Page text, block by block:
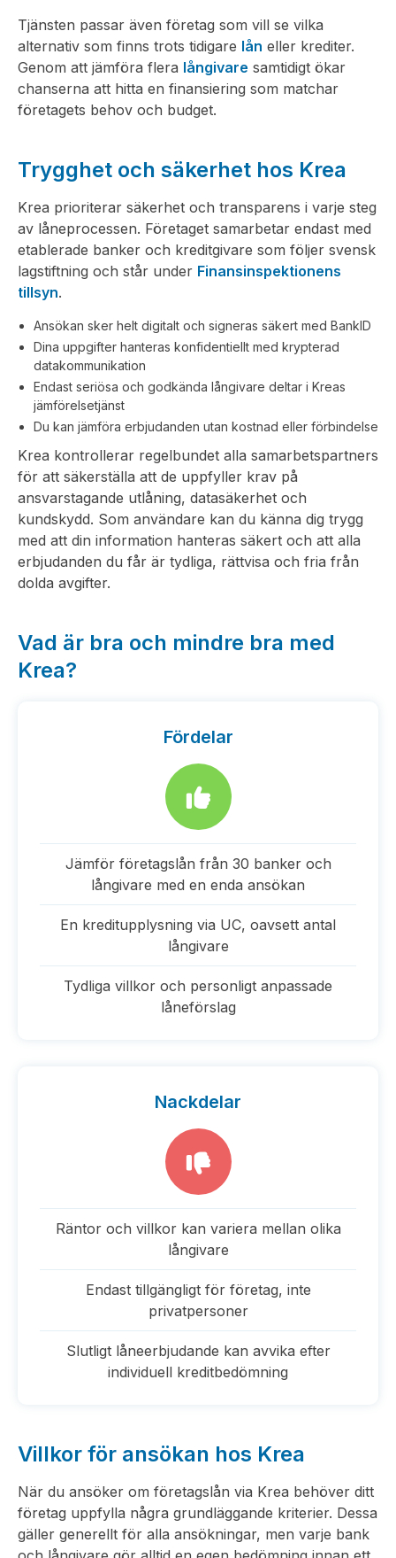
Tjänsten passar även företag som vill se vilka
alternativ som finns trots tidigare lån eller krediter.
Genom att jämföra flera långivare samtidigt ökar
chanserna att hitta en finansiering som matchar
företagets behov och budget.
Trygghet och säkerhet hos Krea
Krea prioriterar säkerhet och transparens i varje steg
av låneprocessen. Företaget samarbetar endast med
etablerade banker och kreditgivare som följer svensk
lagstiftning och står under Finansinspektionens
tillsyn.
Ansökan sker helt digitalt och signeras säkert med BankID
Dina uppgifter hanteras konfidentiellt med krypterad
datakommunikation
Endast seriösa och godkända långivare deltar i Kreas
jämförelsetjänst
Du kan jämföra erbjudanden utan kostnad eller förbindelse
Krea kontrollerar regelbundet alla samarbetspartners
för att säkerställa att de uppfyller krav på
ansvarstagande utlåning, datasäkerhet och
kundskydd. Som användare kan du känna dig trygg
med att din information hanteras säkert och att alla
erbjudanden du får är tydliga, rättvisa och fria från
dolda avgifter.
Vad är bra och mindre bra med
Krea?
Fördelar
Jämför företagslån från 30 banker och
långivare med en enda ansökan
En kreditupplysning via UC, oavsett antal
långivare
Tydliga villkor och personligt anpassade
låneförslag
Nackdelar
Räntor och villkor kan variera mellan olika
långivare
Endast tillgängligt för företag, inte
privatpersoner
Slutligt låneerbjudande kan avvika efter
individuell kreditbedömning
Villkor för ansökan hos Krea
När du ansöker om företagslån via Krea behöver ditt
företag uppfylla några grundläggande kriterier. Dessa
gäller generellt för alla ansökningar, men varje bank